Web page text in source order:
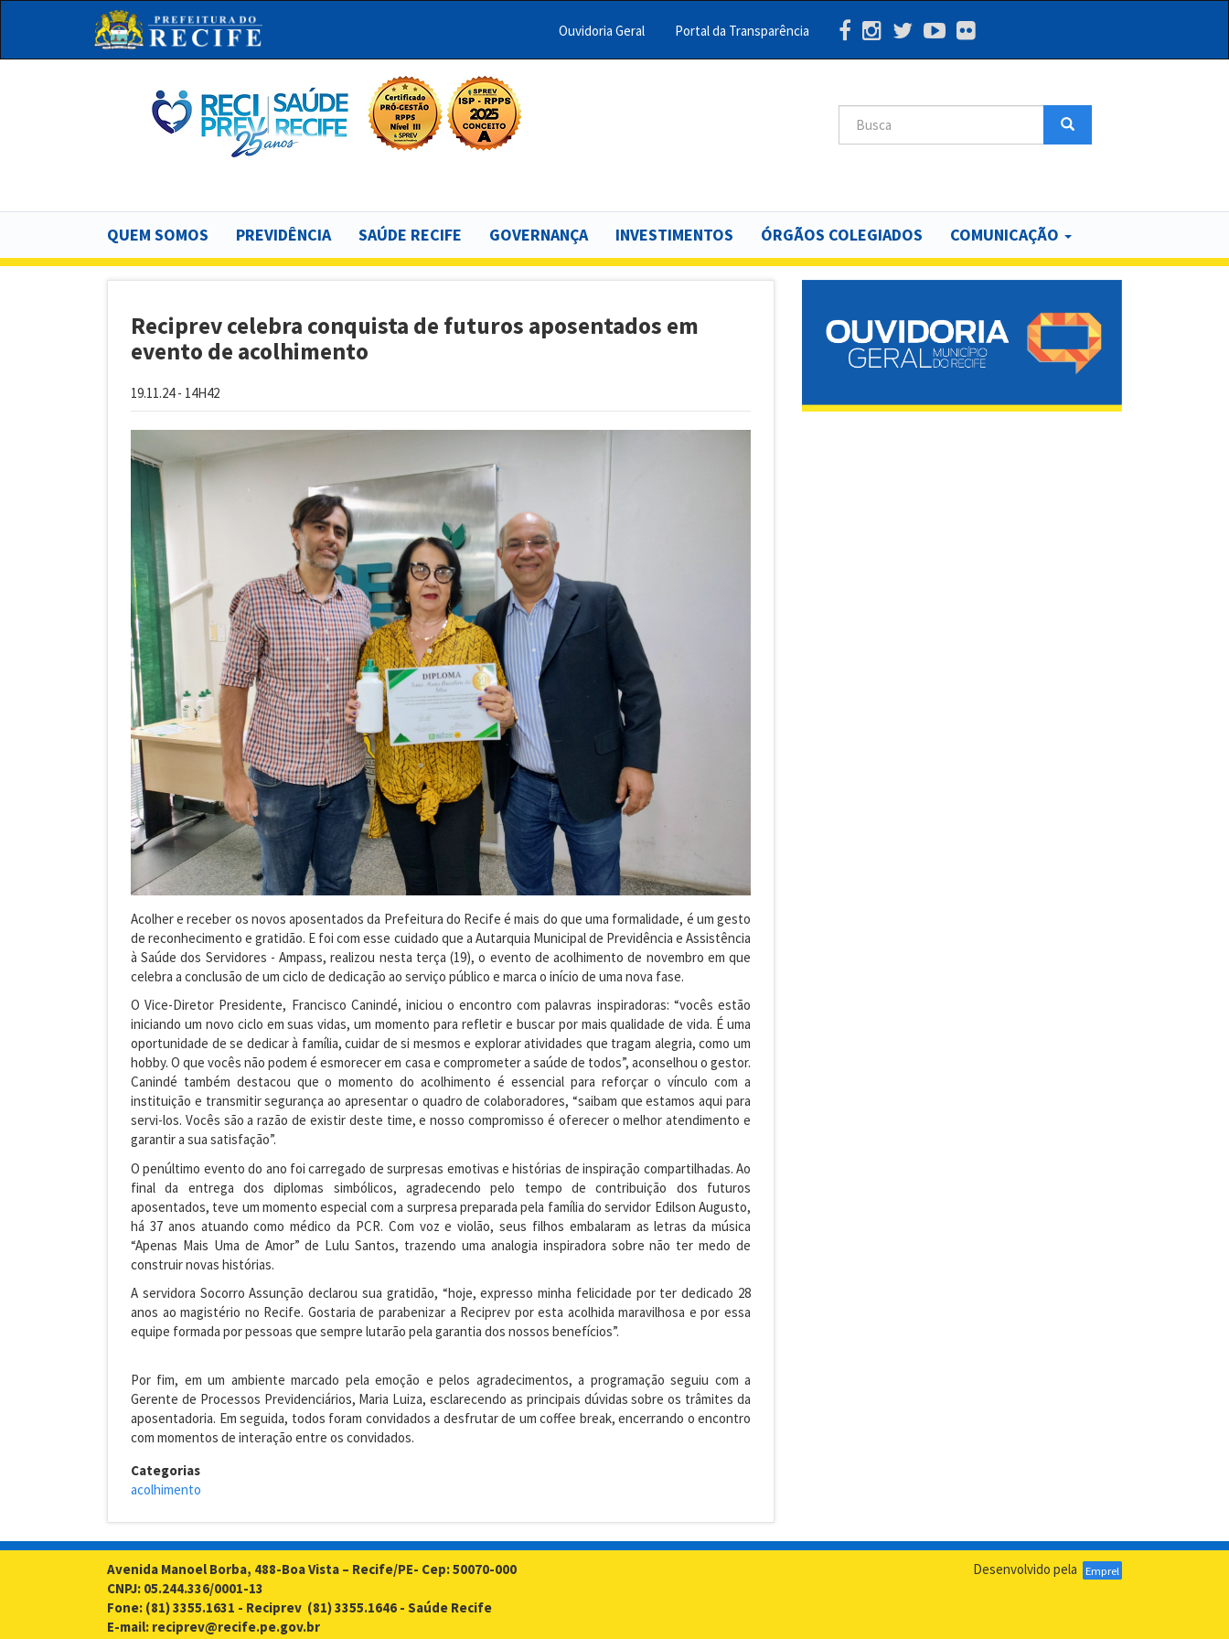
Menu
Ouvidoria Geral Portal da Transparência
Buscar Search
Main
navigation
QUEM SOMOS PREVIDÊNCIA SAÚDE RECIFE GOVERNANÇA INVESTIMENTOS ÓRGÃOS COLEGIADOS COMUNICAÇÃO
Reciprev celebra conquista de futuros aposentados em
evento de acolhimento
19.11.24 - 14H42
Acolher e receber os novos aposentados da Prefeitura do Recife é mais do que uma formalidade, é um gesto
de reconhecimento e gratidão. E foi com esse cuidado que a Autarquia Municipal de Previdência e Assistência
à Saúde dos Servidores - Ampass, realizou nesta terça (19), o evento de acolhimento de novembro em que
celebra a conclusão de um ciclo de dedicação ao serviço público e marca o início de uma nova fase.
O Vice-Diretor Presidente, Francisco Canindé, iniciou o encontro com palavras inspiradoras: “vocês estão
iniciando um novo ciclo em suas vidas, um momento para refletir e buscar por mais qualidade de vida. É uma
oportunidade de se dedicar à família, cuidar de si mesmos e explorar atividades que tragam alegria, como um
hobby. O que vocês não podem é esmorecer em casa e comprometer a saúde de todos”, aconselhou o gestor.
Canindé também destacou que o momento do acolhimento é essencial para reforçar o vínculo com a
instituição e transmitir segurança ao apresentar o quadro de colaboradores, “saibam que estamos aqui para
servi-los. Vocês são a razão de existir deste time, e nosso compromisso é oferecer o melhor atendimento e
garantir a sua satisfação”.
O penúltimo evento do ano foi carregado de surpresas emotivas e histórias de inspiração compartilhadas. Ao
final da entrega dos diplomas simbólicos, agradecendo pelo tempo de contribuição dos futuros
aposentados, teve um momento especial com a surpresa preparada pela família do servidor Edilson Augusto,
há 37 anos atuando como médico da PCR. Com voz e violão, seus filhos embalaram as letras da música
“Apenas Mais Uma de Amor” de Lulu Santos, trazendo uma analogia inspiradora sobre não ter medo de
construir novas histórias.
A servidora Socorro Assunção declarou sua gratidão, “hoje, expresso minha felicidade por ter dedicado 28
anos ao magistério no Recife. Gostaria de parabenizar a Reciprev por esta acolhida maravilhosa e por essa
equipe formada por pessoas que sempre lutarão pela garantia dos nossos benefícios”.
Por fim, em um ambiente marcado pela emoção e pelos agradecimentos, a programação seguiu com a
Gerente de Processos Previdenciários, Maria Luiza, esclarecendo as principais dúvidas sobre os trâmites da
aposentadoria. Em seguida, todos foram convidados a desfrutar de um coffee break, encerrando o encontro
com momentos de interação entre os convidados.
Categorias
acolhimento
Avenida Manoel Borba, 488-Boa Vista – Recife/PE- Cep: 50070-000
CNPJ: 05.244.336/0001-13
Fone: (81) 3355.1631 - Reciprev (81) 3355.1646 - Saúde Recife
E-mail: reciprev@recife.pe.gov.br
Desenvolvido pela Emprel